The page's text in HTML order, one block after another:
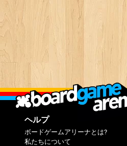
ヘルプ
ボードゲームアリーナとは?
私たちについて